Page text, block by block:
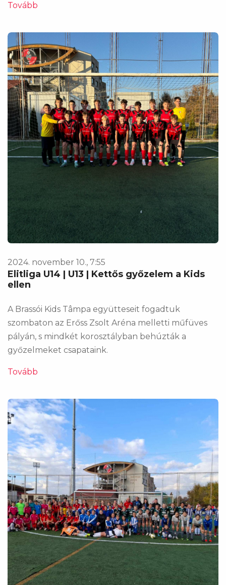
Tovább
2024. november 10., 7:55
Elitliga U14 | U13 | Kettős győzelem a Kids
ellen
A Brassói Kids Tâmpa együtteseit fogadtuk
szombaton az Erőss Zsolt Aréna melletti műfüves
pályán, s mindkét korosztályban behúzták a
győzelmeket csapataink.
Tovább